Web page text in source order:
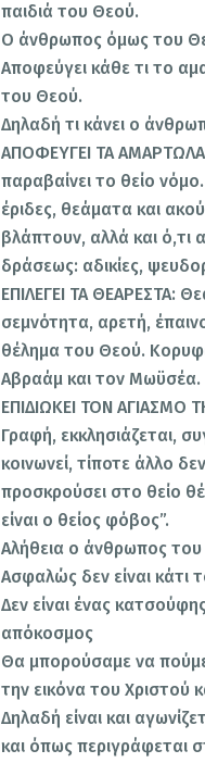
παιδιά του Θεού.
Ο άνθρωπος όμως του
Αποφεύγει κάθε τι το
του Θεού.
Δηλαδή τι κάνει ο
ΑΠΟΦΕΥΓΕΙ ΤΑ ΑΜΑΡΤΩΛΑ:
παραβαίνει το θείο
έριδες, θεάματα και
βλάπτουν, αλλά και ό,τι
δράσεως: αδικίες,
ΕΠΙΛΕΓΕΙ ΤΑ ΘΕΑΡΕΣΤΑ:
σεμνότητα, αρετή,
θέλημα του Θεού.
Αβραάμ και τον Μωϋσέα.
ΕΠΙΔΙΩΚΕΙ ΤΟΝ ΑΓΙΑΣΜΟ
Γραφή, εκκλησιάζεται,
κοινωνεί, τίποτε άλλο
προσκρούσει στο θείο
είναι ο θείος φόβος”.
Αλήθεια ο άνθρωπος του
Ασφαλώς δεν είναι κάτι
Δεν είναι ένας
απόκοσμος
Θα μπορούσαμε να
την εικόνα του Χριστού
Δηλαδή είναι και
και όπως περιγράφεται